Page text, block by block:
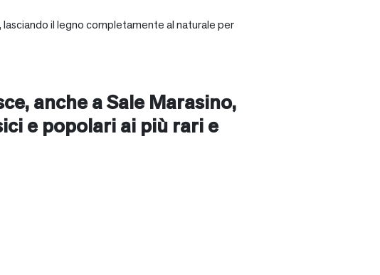
lasciando il legno completamente al naturale per
anche aSale Marasino,
e popolari ai più rari e